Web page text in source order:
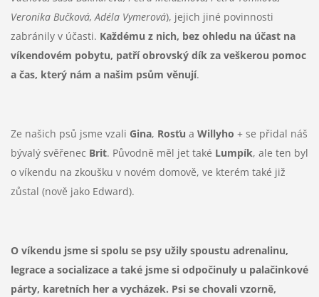
Veronika Bučková, Adéla Vymerová), jejich jiné povinnosti
zabránily v účasti. Každému z nich, bez ohledu na účast na
víkendovém pobytu, patří obrovský dík za veškerou pomoc
a čas, který nám a našim psům věnují.
Ze našich psů jsme vzali Gina, Rosťu a Willyho + se přidal náš
bývalý svěřenec Brit. Původně měl jet také Lumpík, ale ten byl
o víkendu na zkoušku v novém domově, ve kterém také již
zůstal (nově jako Edward).
O víkendu jsme si spolu se psy užily spoustu adrenalinu,
legrace a socializace a také jsme si odpočinuly u palačinkové
párty, karetních her a vycházek. Psi se chovali vzorně,